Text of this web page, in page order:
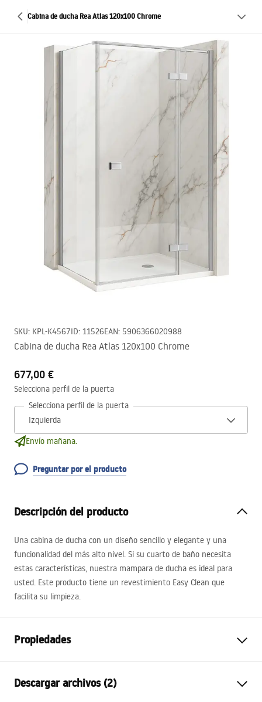
Cabina de ducha Rea Atlas 120x100 Chrome
SKU: KPL-K4567ID: 11526EAN: 5906366020988
Cabina de ducha Rea Atlas 120x100 Chrome
677,00 €
Selecciona perfil de la puerta
Selecciona perfil de la puerta
Envío mañana.
Preguntar por el producto
Descripción del producto
Una cabina de ducha con un diseño sencillo y elegante y una
funcionalidad del más alto nivel. Si su cuarto de baño necesita
estas características, nuestra mampara de ducha es ideal para
usted. Este producto tiene un revestimiento Easy Clean que
facilita su limpieza.
Propiedades
Color
Descargar archivos (2)